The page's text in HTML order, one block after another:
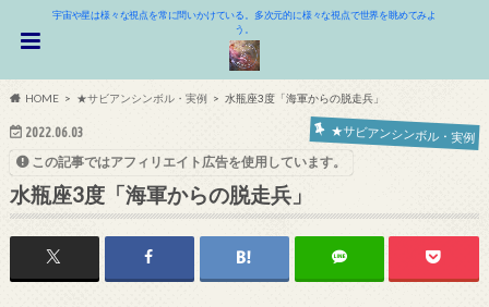
宇宙や星は様々な視点を常に問いかけている。多次元的に様々な視点で世界を眺めてみよ
う。
HOME ★サビアンシンボル・実例 水瓶座3度「海軍からの脱走兵」
2022.06.03 ★サビアンシンボル・実例
この記事ではアフィリエイト広告を使用しています。
水瓶座3度「海軍からの脱走兵」